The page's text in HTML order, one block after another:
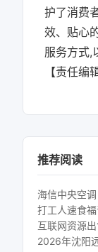
护了消费
效、贴心
服务方式,
【责任编
推荐阅读
海信中央空
打工人速食福
互联网资源
2026年沈阳